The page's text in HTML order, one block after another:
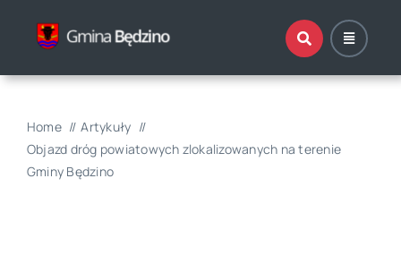
Home
Artykuły
Objazd dróg powiatowych zlokalizowanych na terenie
Gminy Będzino